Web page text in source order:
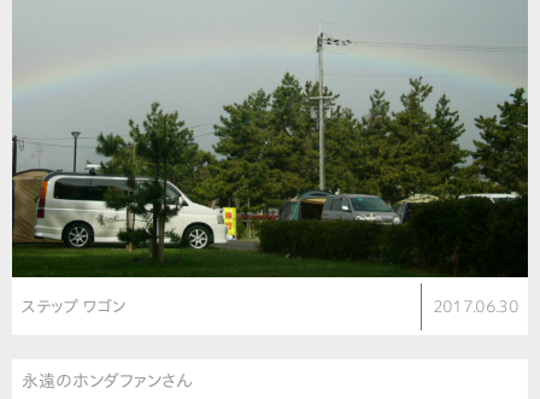
ステップ ワゴン 2017.06.30
永遠のホンダファンさん